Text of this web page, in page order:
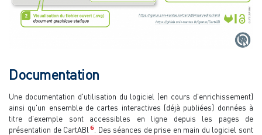
Documentation
Une documentation d'utilisation du logiciel (en cours d'enrichissement)
ainsi qu'un ensemble de cartes interactives (déjà publiées) données à
titre d'exemple sont accessibles en ligne depuis les pages de
présentation de CartABl 6
. Des séances de prise en main du logiciel sont